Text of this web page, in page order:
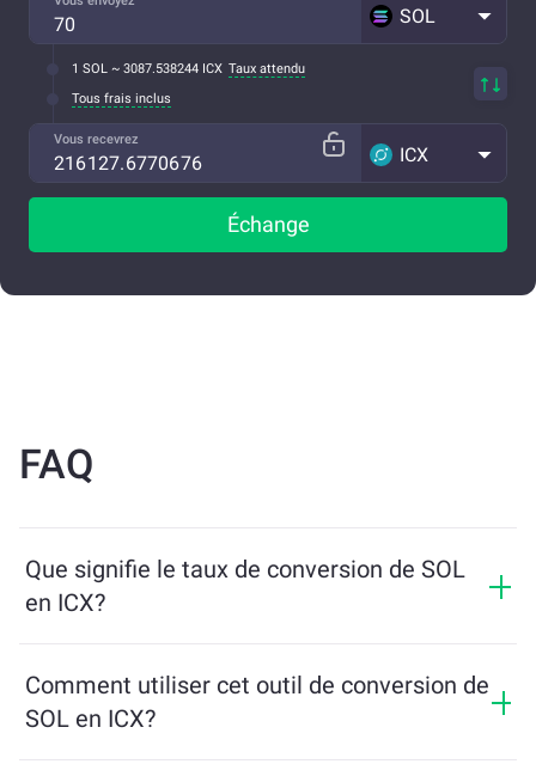
SOL
1 SOL ~ 3087.538244 ICX Taux attendu
Tous frais inclus
Vous recevrez
ICX
Échange
FAQ
Que signifie le taux de conversion de SOL
en ICX?
recevrez en échange de SOL. Ce taux fluctue en
fonction des conditions du marché, de l’offre et de la
Comment utiliser cet outil de conversion de
SOL en ICX?